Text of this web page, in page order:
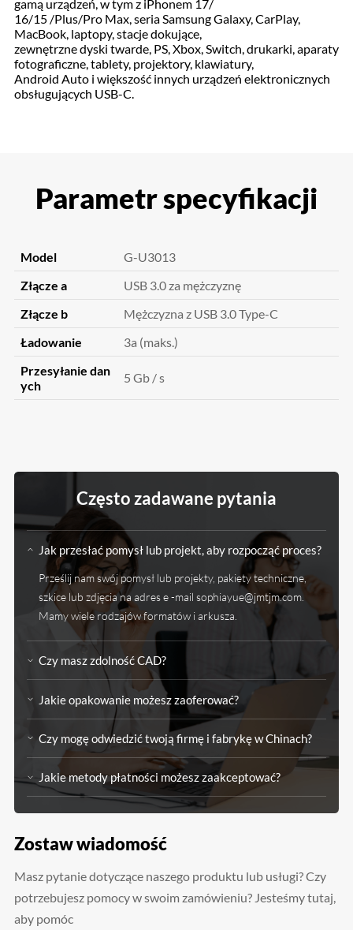
gamą urządzeń, w tym z iPhonem 17/
16/15 /Plus/Pro Max, seria Samsung Galaxy, CarPlay,
MacBook, laptopy, stacje dokujące,
zewnętrzne dyski twarde, PS, Xbox, Switch, drukarki, aparaty
fotograficzne, tablety, projektory, klawiatury,
Android Auto i większość innych urządzeń elektronicznych
obsługujących USB-C.
Parametr specyfikacji
Model
G-U3013
Złącze a
USB 3.0 za mężczyznę
Złącze b
Mężczyzna z USB 3.0 Type-C
Ładowanie
3a (maks.)
Przesyłanie dan
ych
5 Gb / s
Często zadawane pytania
Jak przesłać pomysł lub projekt, aby rozpocząć proces?
Prześlij nam swój pomysł lub projekty, pakiety techniczne,
szkice lub zdjęcia na adres e -mail sophiayue@jmtjm.com.
Mamy wiele rodzajów formatów i arkusza.
Czy masz zdolność CAD?
Jakie opakowanie możesz zaoferować?
Czy mogę odwiedzić twoją firmę i fabrykę w Chinach?
Jakie metody płatności możesz zaakceptować?
Zostaw wiadomość
Masz pytanie dotyczące naszego produktu lub usługi? Czy
potrzebujesz pomocy w swoim zamówieniu? Jesteśmy tutaj,
aby pomóc